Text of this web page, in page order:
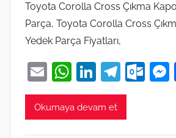
Toyota Corolla Cross Çıkma
Parça, Toyota Corolla Cross
Yedek Parça Fiyatları,
E
m
ai
W
h
at
Li
n
k
T
el
O
Okumaya devam et